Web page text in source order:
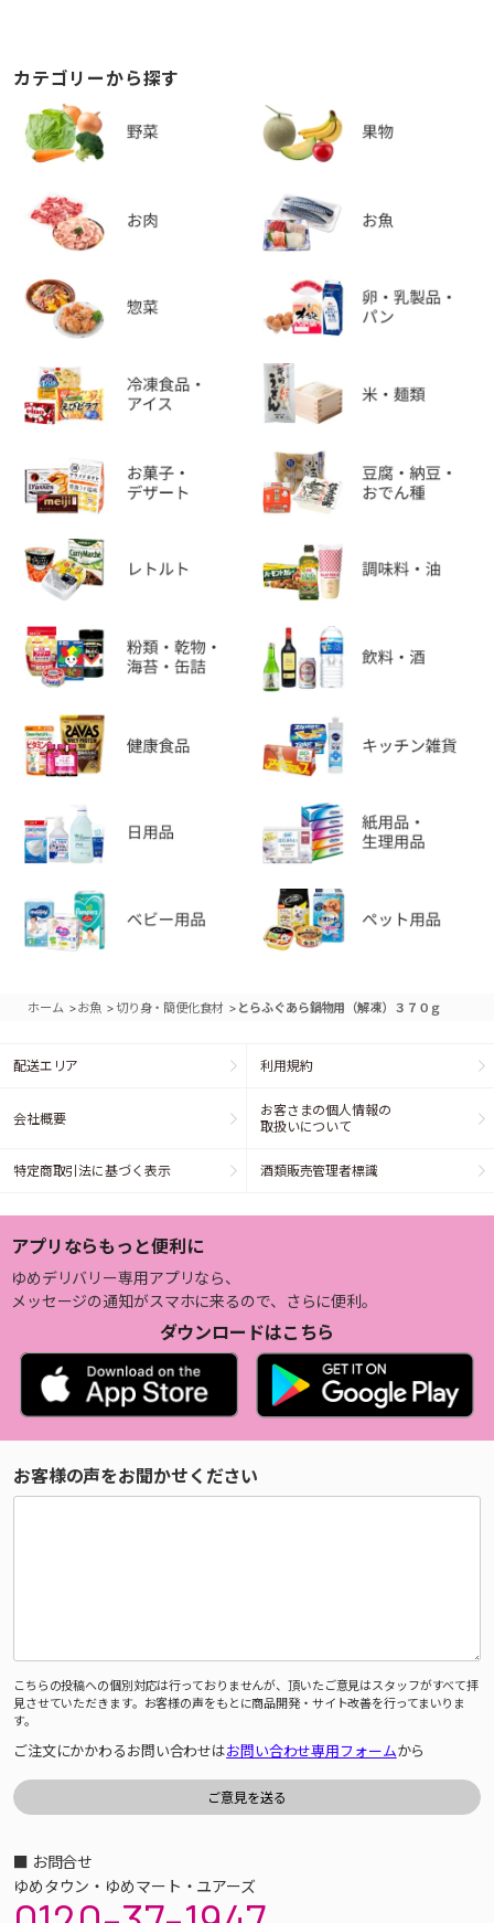
カテゴリーから探す
ホーム >お魚 >切り身・簡便化食材 > とらふぐあら鍋物用（解凍）３７０ｇ
配送エリア 利用規約
会社概要
お客さまの個人情報の
取扱いについて
特定商取引法に基づく表示 酒類販売管理者標識
アプリならもっと便利に
ゆめデリバリー専用アプリなら、
メッセージの通知がスマホに来るので、さらに便利。
ダウンロードはこちら
お客様の声をお聞かせください
こちらの投稿への個別対応は行っておりませんが、頂いたご意見はスタッフがすべて拝
見させていただきます。お客様の声をもとに商品開発・サイト改善を行ってまいりま
す。
ご注文にかかわるお問い合わせはお問い合わせ専用フォームから
■ お問合せ
ゆめタウン・ゆめマート・ユアーズ